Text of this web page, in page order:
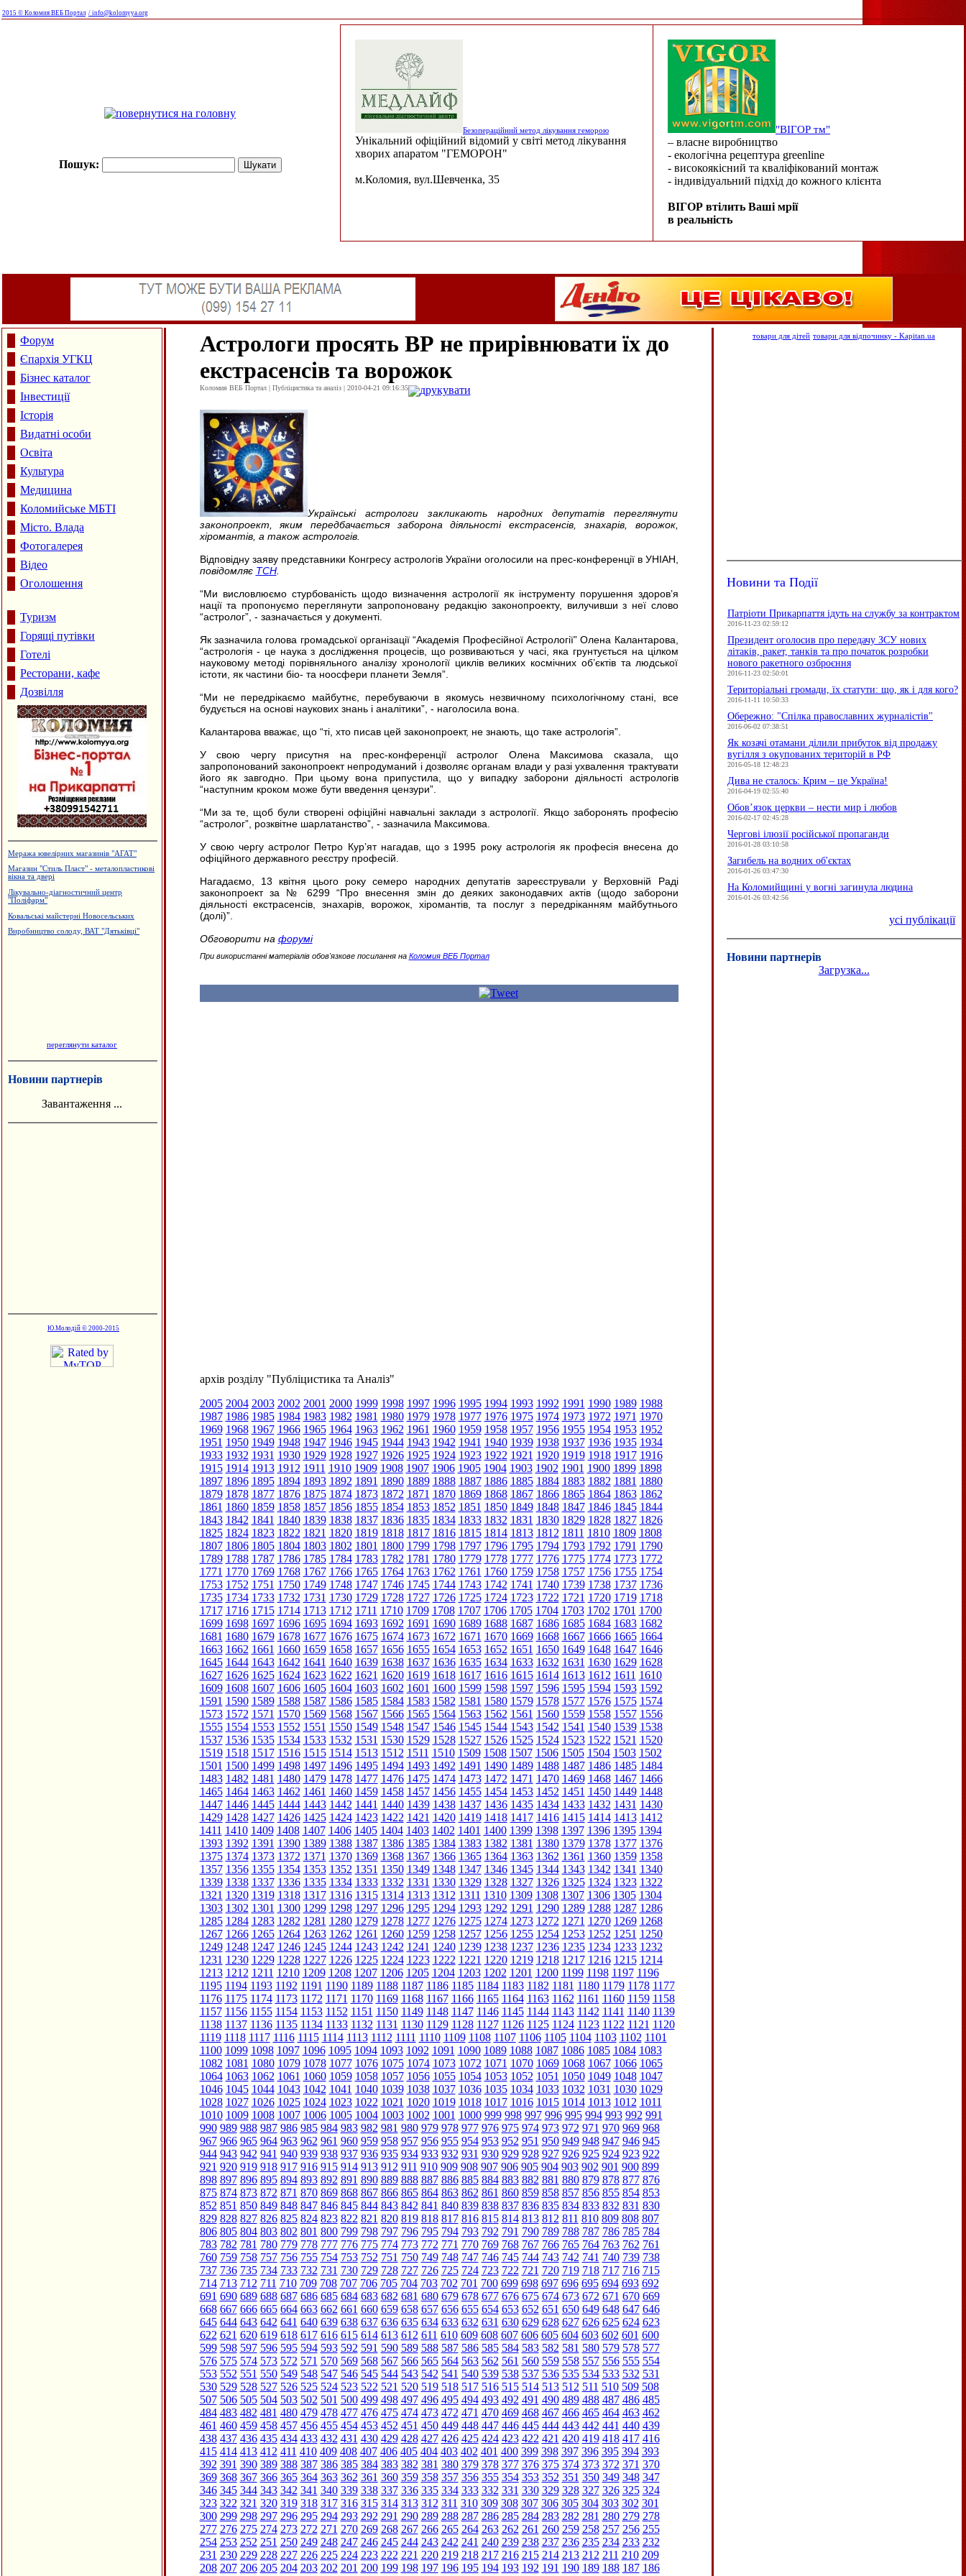
2015 © Коломия ВЕБ Портал / info@kolomyya.org
Пошук:
Безопераційний метод лікування геморою
Унікальний офіційний відомий у світі метод лікування
хворих апаратом "ГЕМОРОН"
м.Коломия, вул.Шевченка, 35
"ВІГОР тм"
– власне виробництво
- екологічна рецептура greenline
- високоякісний та кваліфікований монтаж
- індивідуальний підхід до кожного клієнта
ВІГОР втілить Ваші мрії
в реальність
Форум
Єпархія УГКЦ
Бізнес каталог
Інвестиції
Історія
Видатні особи
Освіта
Культура
Медицина
Коломийське МБТІ
Місто. Влада
Фотогалерея
Відео
Оголошення
Туризм
Горящі путівки
Готелі
Ресторани, кафе
Дозвілля
Меража ювелірних магазинів "АГАТ"
Магазин "Стиль Пласт" - металопластикові
вікна та двері
Лікувально-діагностичний центр
"Поліфарм"
Ковальські майстерні Новосельських
Виробництво солоду, ВАТ "Дятьківці"
переглянути каталог
Новини партнерів
Завантаження ...
Ю.Молодій © 2000-2015
Астрологи просять ВР не прирівнювати їх до
екстрасенсів та ворожок
Коломия ВЕБ Портал | Публіцистика та аналіз | 2010-04-21 09:16:35 друкувати
Українські астрологи закликають народних депутатів переглянути
законопроект, яким передбачається заборона діяльності екстрасенсів, знахарів, ворожок,
хіромантів, а також астрологів.
Відповідну заяву представники Конгресу астрологів України оголосили на прес-конференції в УНІАН,
повідомляє ТСН.
“Ми висловлюємо стурбованість щодо визначення астрології як інструменту порушення здоров’я
нації та пропонуємо переглянути запропоновану редакцію законопроекту, вилучивши з неї слово
“астролог”, - зазначається у документі.
Як зазначила голова громадської організації “Академія Професійної Астрології” Олена Калантарова,
“астрологія - це наука з дослідження процесів, що розвиваються у часі, яка грунтується на цілком
науковому методі порівняльного аналізу хронології циклів великих космічних об’єктів та людської
істоти, як частини біо- та ноосфери планети Земля”.
“Ми не передрікаємо майбутнє, перебуваючи в якомусь незвичному психологічному стані, все
будується на основі наукових знань і аналітики”, - наголосила вона.
Калантарова вважає, що “ті, хто писав цей законопроект, не знають, що таке астрологія”.
У свою чергу присутня на прес-конференції астролог Олена Максимова сказала, що
запропонований законопроект непродуманий і дозволяє органам влади у разі ухвалення трактувати
його як завгодно. При цьому вона припустила, що у випадку заборони діяльності астрологів
“наступним кроком може бути введення цензури”.
“Ми за те, щоб були створені офіційні навчальні заклади з астрології. Якщо заборонять професію
“астролог”, розквітне шарлатанство”, - зазначила Максимова.
У свою чергу астролог Петро Кур’ят нагадав, що з 1995 року астрологія як професія внесена до
офіційного державного реєстру професій.
Нагадаємо, 13 квітня цього року семеро народних депутатів зареєстрували у Верховній Раді
законопроект за № 6299 “Про внесення змін до деяких законодавчих актів (щодо заборони
діяльності екстрасенсів, знахарів, ворожок, хіромантів, та послуг з передріканням майбутнього
(долі)”.
Обговорити на форумі
При використанні матеріалів обов'язкове посилання на Коломия ВЕБ Портал
архів розділу "Публіцистика та Аналіз"
2005 2004 2003 2002 2001 2000 1999 1998 1997 1996 1995 1994 1993 1992 1991 1990 1989 1988
1987 1986 1985 1984 1983 1982 1981 1980 1979 1978 1977 1976 1975 1974 1973 1972 1971 1970
1969 1968 1967 1966 1965 1964 1963 1962 1961 1960 1959 1958 1957 1956 1955 1954 1953 1952
1951 1950 1949 1948 1947 1946 1945 1944 1943 1942 1941 1940 1939 1938 1937 1936 1935 1934
1933 1932 1931 1930 1929 1928 1927 1926 1925 1924 1923 1922 1921 1920 1919 1918 1917 1916
1915 1914 1913 1912 1911 1910 1909 1908 1907 1906 1905 1904 1903 1902 1901 1900 1899 1898
1897 1896 1895 1894 1893 1892 1891 1890 1889 1888 1887 1886 1885 1884 1883 1882 1881 1880
1879 1878 1877 1876 1875 1874 1873 1872 1871 1870 1869 1868 1867 1866 1865 1864 1863 1862
1861 1860 1859 1858 1857 1856 1855 1854 1853 1852 1851 1850 1849 1848 1847 1846 1845 1844
1843 1842 1841 1840 1839 1838 1837 1836 1835 1834 1833 1832 1831 1830 1829 1828 1827 1826
1825 1824 1823 1822 1821 1820 1819 1818 1817 1816 1815 1814 1813 1812 1811 1810 1809 1808
1807 1806 1805 1804 1803 1802 1801 1800 1799 1798 1797 1796 1795 1794 1793 1792 1791 1790
1789 1788 1787 1786 1785 1784 1783 1782 1781 1780 1779 1778 1777 1776 1775 1774 1773 1772
1771 1770 1769 1768 1767 1766 1765 1764 1763 1762 1761 1760 1759 1758 1757 1756 1755 1754
1753 1752 1751 1750 1749 1748 1747 1746 1745 1744 1743 1742 1741 1740 1739 1738 1737 1736
1735 1734 1733 1732 1731 1730 1729 1728 1727 1726 1725 1724 1723 1722 1721 1720 1719 1718
1717 1716 1715 1714 1713 1712 1711 1710 1709 1708 1707 1706 1705 1704 1703 1702 1701 1700
1699 1698 1697 1696 1695 1694 1693 1692 1691 1690 1689 1688 1687 1686 1685 1684 1683 1682
1681 1680 1679 1678 1677 1676 1675 1674 1673 1672 1671 1670 1669 1668 1667 1666 1665 1664
1663 1662 1661 1660 1659 1658 1657 1656 1655 1654 1653 1652 1651 1650 1649 1648 1647 1646
1645 1644 1643 1642 1641 1640 1639 1638 1637 1636 1635 1634 1633 1632 1631 1630 1629 1628
1627 1626 1625 1624 1623 1622 1621 1620 1619 1618 1617 1616 1615 1614 1613 1612 1611 1610
1609 1608 1607 1606 1605 1604 1603 1602 1601 1600 1599 1598 1597 1596 1595 1594 1593 1592
1591 1590 1589 1588 1587 1586 1585 1584 1583 1582 1581 1580 1579 1578 1577 1576 1575 1574
1573 1572 1571 1570 1569 1568 1567 1566 1565 1564 1563 1562 1561 1560 1559 1558 1557 1556
1555 1554 1553 1552 1551 1550 1549 1548 1547 1546 1545 1544 1543 1542 1541 1540 1539 1538
1537 1536 1535 1534 1533 1532 1531 1530 1529 1528 1527 1526 1525 1524 1523 1522 1521 1520
1519 1518 1517 1516 1515 1514 1513 1512 1511 1510 1509 1508 1507 1506 1505 1504 1503 1502
1501 1500 1499 1498 1497 1496 1495 1494 1493 1492 1491 1490 1489 1488 1487 1486 1485 1484
1483 1482 1481 1480 1479 1478 1477 1476 1475 1474 1473 1472 1471 1470 1469 1468 1467 1466
1465 1464 1463 1462 1461 1460 1459 1458 1457 1456 1455 1454 1453 1452 1451 1450 1449 1448
1447 1446 1445 1444 1443 1442 1441 1440 1439 1438 1437 1436 1435 1434 1433 1432 1431 1430
1429 1428 1427 1426 1425 1424 1423 1422 1421 1420 1419 1418 1417 1416 1415 1414 1413 1412
1411 1410 1409 1408 1407 1406 1405 1404 1403 1402 1401 1400 1399 1398 1397 1396 1395 1394
1393 1392 1391 1390 1389 1388 1387 1386 1385 1384 1383 1382 1381 1380 1379 1378 1377 1376
1375 1374 1373 1372 1371 1370 1369 1368 1367 1366 1365 1364 1363 1362 1361 1360 1359 1358
1357 1356 1355 1354 1353 1352 1351 1350 1349 1348 1347 1346 1345 1344 1343 1342 1341 1340
1339 1338 1337 1336 1335 1334 1333 1332 1331 1330 1329 1328 1327 1326 1325 1324 1323 1322
1321 1320 1319 1318 1317 1316 1315 1314 1313 1312 1311 1310 1309 1308 1307 1306 1305 1304
1303 1302 1301 1300 1299 1298 1297 1296 1295 1294 1293 1292 1291 1290 1289 1288 1287 1286
1285 1284 1283 1282 1281 1280 1279 1278 1277 1276 1275 1274 1273 1272 1271 1270 1269 1268
1267 1266 1265 1264 1263 1262 1261 1260 1259 1258 1257 1256 1255 1254 1253 1252 1251 1250
1249 1248 1247 1246 1245 1244 1243 1242 1241 1240 1239 1238 1237 1236 1235 1234 1233 1232
1231 1230 1229 1228 1227 1226 1225 1224 1223 1222 1221 1220 1219 1218 1217 1216 1215 1214
1213 1212 1211 1210 1209 1208 1207 1206 1205 1204 1203 1202 1201 1200 1199 1198 1197 1196
1195 1194 1193 1192 1191 1190 1189 1188 1187 1186 1185 1184 1183 1182 1181 1180 1179 1178 1177
1176 1175 1174 1173 1172 1171 1170 1169 1168 1167 1166 1165 1164 1163 1162 1161 1160 1159 1158
1157 1156 1155 1154 1153 1152 1151 1150 1149 1148 1147 1146 1145 1144 1143 1142 1141 1140 1139
1138 1137 1136 1135 1134 1133 1132 1131 1130 1129 1128 1127 1126 1125 1124 1123 1122 1121 1120
1119 1118 1117 1116 1115 1114 1113 1112 1111 1110 1109 1108 1107 1106 1105 1104 1103 1102 1101
1100 1099 1098 1097 1096 1095 1094 1093 1092 1091 1090 1089 1088 1087 1086 1085 1084 1083
1082 1081 1080 1079 1078 1077 1076 1075 1074 1073 1072 1071 1070 1069 1068 1067 1066 1065
1064 1063 1062 1061 1060 1059 1058 1057 1056 1055 1054 1053 1052 1051 1050 1049 1048 1047
1046 1045 1044 1043 1042 1041 1040 1039 1038 1037 1036 1035 1034 1033 1032 1031 1030 1029
1028 1027 1026 1025 1024 1023 1022 1021 1020 1019 1018 1017 1016 1015 1014 1013 1012 1011
1010 1009 1008 1007 1006 1005 1004 1003 1002 1001 1000 999 998 997 996 995 994 993 992 991
990 989 988 987 986 985 984 983 982 981 980 979 978 977 976 975 974 973 972 971 970 969 968
967 966 965 964 963 962 961 960 959 958 957 956 955 954 953 952 951 950 949 948 947 946 945
944 943 942 941 940 939 938 937 936 935 934 933 932 931 930 929 928 927 926 925 924 923 922
921 920 919 918 917 916 915 914 913 912 911 910 909 908 907 906 905 904 903 902 901 900 899
898 897 896 895 894 893 892 891 890 889 888 887 886 885 884 883 882 881 880 879 878 877 876
875 874 873 872 871 870 869 868 867 866 865 864 863 862 861 860 859 858 857 856 855 854 853
852 851 850 849 848 847 846 845 844 843 842 841 840 839 838 837 836 835 834 833 832 831 830
829 828 827 826 825 824 823 822 821 820 819 818 817 816 815 814 813 812 811 810 809 808 807
806 805 804 803 802 801 800 799 798 797 796 795 794 793 792 791 790 789 788 787 786 785 784
783 782 781 780 779 778 777 776 775 774 773 772 771 770 769 768 767 766 765 764 763 762 761
760 759 758 757 756 755 754 753 752 751 750 749 748 747 746 745 744 743 742 741 740 739 738
737 736 735 734 733 732 731 730 729 728 727 726 725 724 723 722 721 720 719 718 717 716 715
714 713 712 711 710 709 708 707 706 705 704 703 702 701 700 699 698 697 696 695 694 693 692
691 690 689 688 687 686 685 684 683 682 681 680 679 678 677 676 675 674 673 672 671 670 669
668 667 666 665 664 663 662 661 660 659 658 657 656 655 654 653 652 651 650 649 648 647 646
645 644 643 642 641 640 639 638 637 636 635 634 633 632 631 630 629 628 627 626 625 624 623
622 621 620 619 618 617 616 615 614 613 612 611 610 609 608 607 606 605 604 603 602 601 600
599 598 597 596 595 594 593 592 591 590 589 588 587 586 585 584 583 582 581 580 579 578 577
576 575 574 573 572 571 570 569 568 567 566 565 564 563 562 561 560 559 558 557 556 555 554
553 552 551 550 549 548 547 546 545 544 543 542 541 540 539 538 537 536 535 534 533 532 531
530 529 528 527 526 525 524 523 522 521 520 519 518 517 516 515 514 513 512 511 510 509 508
507 506 505 504 503 502 501 500 499 498 497 496 495 494 493 492 491 490 489 488 487 486 485
484 483 482 481 480 479 478 477 476 475 474 473 472 471 470 469 468 467 466 465 464 463 462
461 460 459 458 457 456 455 454 453 452 451 450 449 448 447 446 445 444 443 442 441 440 439
438 437 436 435 434 433 432 431 430 429 428 427 426 425 424 423 422 421 420 419 418 417 416
415 414 413 412 411 410 409 408 407 406 405 404 403 402 401 400 399 398 397 396 395 394 393
392 391 390 389 388 387 386 385 384 383 382 381 380 379 378 377 376 375 374 373 372 371 370
369 368 367 366 365 364 363 362 361 360 359 358 357 356 355 354 353 352 351 350 349 348 347
346 345 344 343 342 341 340 339 338 337 336 335 334 333 332 331 330 329 328 327 326 325 324
323 322 321 320 319 318 317 316 315 314 313 312 311 310 309 308 307 306 305 304 303 302 301
300 299 298 297 296 295 294 293 292 291 290 289 288 287 286 285 284 283 282 281 280 279 278
277 276 275 274 273 272 271 270 269 268 267 266 265 264 263 262 261 260 259 258 257 256 255
254 253 252 251 250 249 248 247 246 245 244 243 242 241 240 239 238 237 236 235 234 233 232
231 230 229 228 227 226 225 224 223 222 221 220 219 218 217 216 215 214 213 212 211 210 209
208 207 206 205 204 203 202 201 200 199 198 197 196 195 194 193 192 191 190 189 188 187 186
товари для дітей товари для відпочинку - Kapitan.ua
Новини та Події
Патріоти Прикарпаття ідуть на службу за контрактом
2016-11-23 02:59:12
Президент оголосив про передачу ЗСУ нових
літаків, ракет, танків та про початок розробки
нового ракетного озброєння
2016-11-23 02:50:01
Територіальні громади, їх статути: що, як і для кого?
2016-11-11 10:50:33
Обережно: "Спілка православних журналістів"
2016-06-02 07:38:51
Як козачі отамани ділили прибуток від продажу
вугілля з окупованих територій в РФ
2016-05-18 12:48:23
Дива не сталось: Крим – це Україна!
2016-04-19 02:55:40
Обов’язок церкви – нести мир і любов
2016-02-17 02:45:28
Чергові ілюзії російської пропаганди
2016-01-28 03:10:58
Загибель на водних об'єктах
2016-01-26 03:47:30
На Коломийщині у вогні загинула людина
2016-01-26 03:42:56
усі публікації
Новини партнерів
Загрузка...